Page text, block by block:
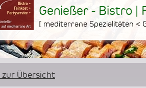
Genießer - Bistro |
[ mediterrane Spezialitäten <
zur Übersicht